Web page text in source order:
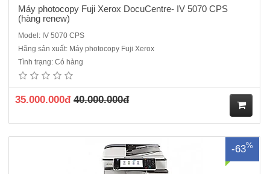
Máy photocopy Fuji Xerox DocuCentre- IV 5070 CPS
(hàng renew)
Model: IV 5070 CPS
Hãng sản xuất: Máy photocopy Fuji Xerox
Tình trạng: Có hàng
35.000.000đ 40.000.000đ
ua
-63%
trắng + In Mạng+ Scan Mạng - Kết nối với máy tính qua USB 2.0,
RJ45( mạng)Bộ tự động đảo mặt bản sao (Duplex)Bộ nạp và đảo bản